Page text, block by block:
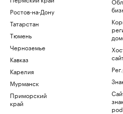
Ростов-на-Дону
Татарстан
Тюмень
Черноземье
Кавказ
Карелия
Мурманск
Приморский
край